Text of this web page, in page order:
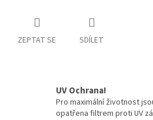
ZEPTAT SE SDÍLET
UV Ochrana!
Pro maximální životnost
opatřena filtrem proti UV